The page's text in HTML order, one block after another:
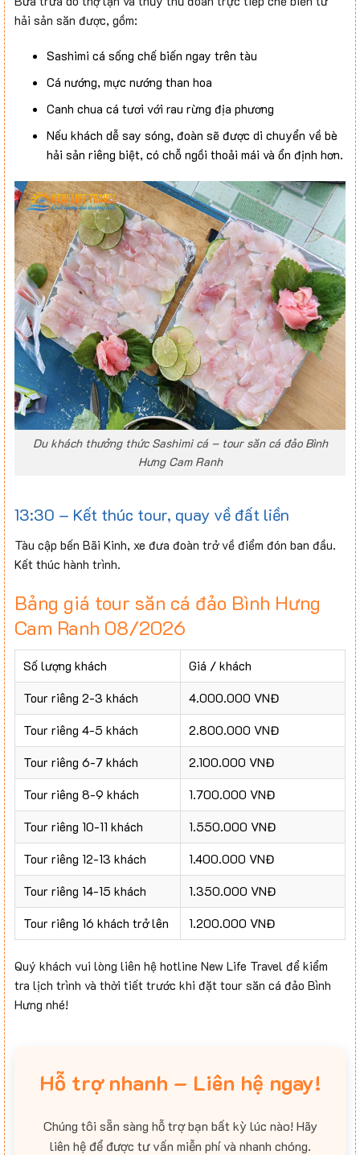
hải sản săn được, gồm:
Sashimi cá sống chế biến ngay trên tàu
Cá nướng, mực nướng than hoa
Canh chua cá tươi với rau rừng địa phương
Nếu khách dễ say sóng, đoàn sẽ được di chuyển về bè
hải sản riêng biệt, có chỗ ngồi thoải mái và ổn định hơn.
Du khách thưởng thức Sashimi cá – tour săn cá đảo Bình
Hưng Cam Ranh
13:30 – Kết thúc tour, quay về đất liền
Tàu cập bến Bãi Kinh, xe đưa đoàn trở về điểm đón ban đầu.
Kết thúc hành trình.
Bảng giá tour săn cá đảo Bình Hưng
Cam Ranh 08/2026
Số lượng khách
Giá / khách
Tour riêng 2-3 khách
4.000.000 VNĐ
Tour riêng 4-5 khách
2.800.000 VNĐ
Tour riêng 6-7 khách
2.100.000 VNĐ
Tour riêng 8-9 khách
1.700.000 VNĐ
Tour riêng 10-11 khách
1.550.000 VNĐ
Tour riêng 12-13 khách
1.400.000 VNĐ
Tour riêng 14-15 khách
1.350.000 VNĐ
Tour riêng 16 khách trở lên
1.200.000 VNĐ
Quý khách vui lòng liên hệ hotline New Life Travel để kiểm
tra lịch trình và thời tiết trước khi đặt tour săn cá đảo Bình
Hưng nhé!
Hỗ trợ nhanh – Liên hệ ngay!
Chúng tôi sẵn sàng hỗ trợ bạn bất kỳ lúc nào! Hãy
liên hệ để được tư vấn miễn phí và nhanh chóng.